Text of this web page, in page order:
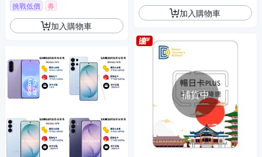
挑戰低價 券
加入購物車
加入購物車
補貨中